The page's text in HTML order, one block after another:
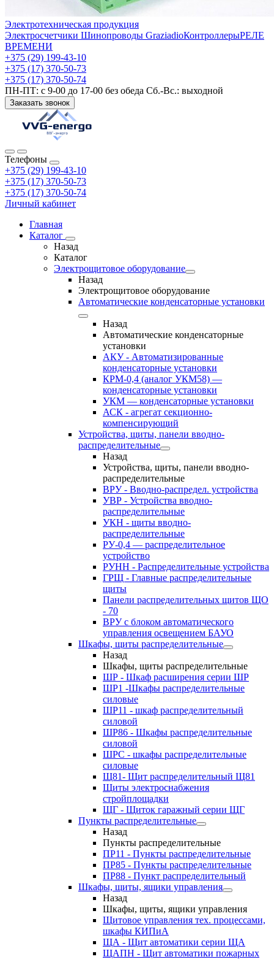
Электротехническая продукция
Электросчетчики Шинопроводы GraziadioКонтроллерыРЕЛЕ
ВРЕМЕНИ
+375 (29) 199-43-10
+375 (17) 370-50-73
+375 (17) 370-50-74
ПН-ПТ: с 9-00 до 17-00 без обеда Сб.-Вс.: выходной
Заказать звонок
Телефоны
+375 (29) 199-43-10
+375 (17) 370-50-73
+375 (17) 370-50-74
Личный кабинет
Главная
Каталог
Назад
Каталог
Электрощитовое оборудование
Назад
Электрощитовое оборудование
Автоматические конденсаторные установки
Назад
Автоматические конденсаторные
установки
АКУ - Автоматизированные
конденсаторные установки
КРМ-0,4 (аналог УКМ58) —
конденсаторные установки
УКМ — конденсаторные установки
АСК - агрегат секционно-
компенсирующий
Устройства, щиты, панели вводно-
распределительные
Назад
Устройства, щиты, панели вводно-
распределительные
ВРУ - Вводно-распредел. устройства
УВР - Устройства вводно-
распределительные
УКН - щиты вводно-
распределительные
РУ-0,4 — распределительное
устройство
РУНН - Распределительные устройства
ГРЩ - Главные распределительные
щиты
Панели распределительных щитов ЩО
- 70
ВРУ с блоком автоматического
управления освещением БАУО
Шкафы, щиты распределительные
Назад
Шкафы, щиты распределительные
ШР - Шкаф расширения серии ШР
ШР1 -Шкафы распределительные
силовые
ШР11 - шкаф распределительный
силовой
ШР86 - Шкафы распределительные
силовой
ШРС - шкафы распределительные
силовые
Щ81- Щит распределительный Щ81
Щиты электроснабжения
стройплощадки
ЩГ - Щиток гаражный серии ЩГ
Пункты распределительные
Назад
Пункты распределительные
ПР11 - Пункты распределительные
ПР85 - Пункты распределительные
ПР88 - Пункт распределительный
Шкафы, щиты, ящики управления
Назад
Шкафы, щиты, ящики управления
Щитовое управления тех. процессами,
шкафы КИПиА
ЩА - Щит автоматики серии ЩА
ЩАПН - Щит автоматики пожарных